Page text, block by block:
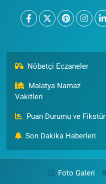
Nöbetçi Eczaneler
Malatya Namaz
Vakitleri
Puan Durumu ve Fikstür
Son Dakika Haberleri
Foto Galeri